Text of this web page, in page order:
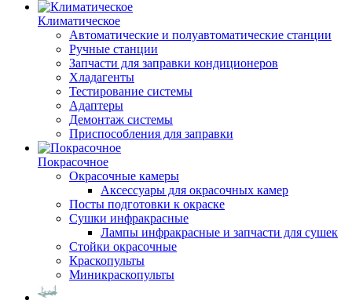
Климатическое
Автоматические и полуавтоматические станции
Ручные станции
Запчасти для заправки кондиционеров
Хладагенты
Тестирование системы
Адаптеры
Демонтаж системы
Приспособления для заправки
Покрасочное
Окрасочные камеры
Аксессуары для окрасочных камер
Посты подготовки к окраске
Сушки инфракрасные
Лампы инфракрасные и запчасти для сушек
Стойки окрасочные
Краскопульты
Миникраскопульты